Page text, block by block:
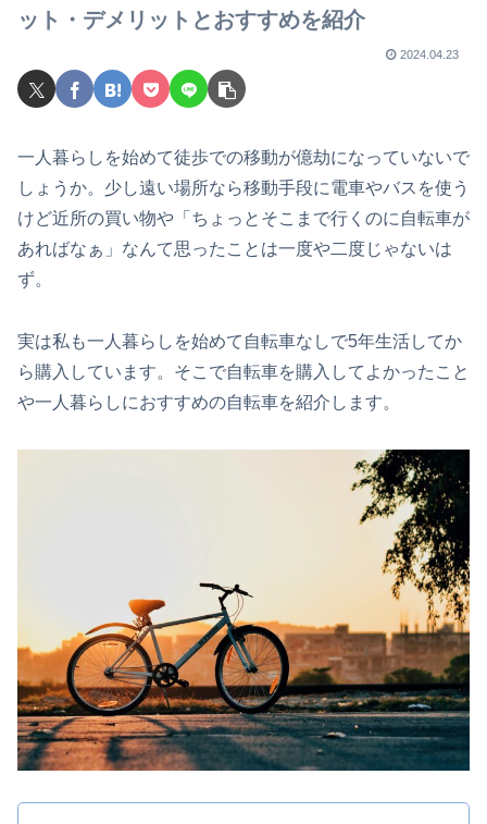
ット・デメリットとおすすめを紹介
2024.04.23
一人暮らしを始めて徒歩での移動が億劫になっていないで
しょうか。少し遠い場所なら移動手段に電車やバスを使う
けど近所の買い物や「ちょっとそこまで行くのに自転車が
あればなぁ」なんて思ったことは一度や二度じゃないは
ず。
実は私も一人暮らしを始めて自転車なしで5年生活してか
ら購入しています。そこで自転車を購入してよかったこと
や一人暮らしにおすすめの自転車を紹介します。